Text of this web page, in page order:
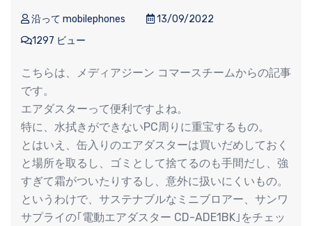
沿って mobilephones
13/09/2022
1297 ビュー
こちらは、メディアジーン コマースチームからの記事
です。
エアダスターって便利ですよね。
特に、水拭きができないPC周りに重宝するもの。
とはいえ、缶入りのエアダスターは買いだめしておく
と場所を取るし、ゴミとして捨てるのも手間だし、強
すぎて霜がついたりするし、意外に扱いにくいもの。
というわけで、サステナブルなミニブロアー、サンワ
サプライの｢電動エアダスター CD-ADE1BK｣をチェッ